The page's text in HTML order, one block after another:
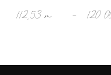
112,53 m² - 120